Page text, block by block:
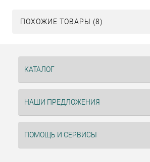
ПОХОЖИЕ ТОВАРЫ (8)
КАТАЛОГ
НАШИ ПРЕДЛОЖЕНИЯ
ПОМОЩЬ И СЕРВИСЫ